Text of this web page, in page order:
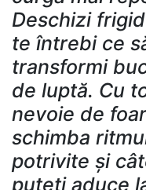
Deschizi
te întrebi ce
transformi
de luptă. Cu
nevoie de
schimba
potrivite și
puteți aduce